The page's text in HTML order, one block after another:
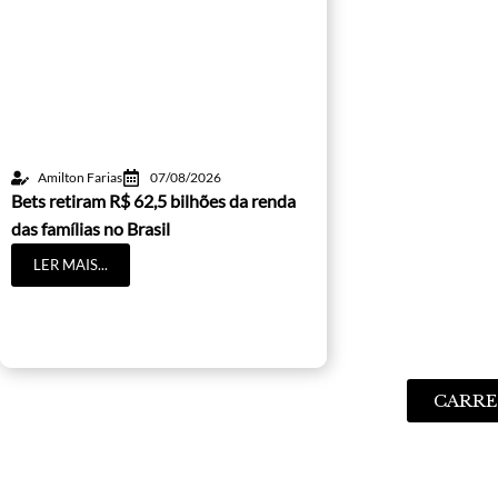
Amilton Farias 07/08/2026
Bets retiram R$ 62,5 bilhões da renda
das famílias no Brasil
LER MAIS...